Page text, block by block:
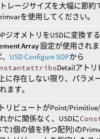
レージサイズを大幅に節約
を使用してください。
ジオメトリをUSDに変換す
Array設定が使用され
USD Configure SOPから
Detailアト
に存在しない限り、パラメ
ます。
リビュートがPoint/
かに関係なく、USDに
1個の値を持つ配列)の